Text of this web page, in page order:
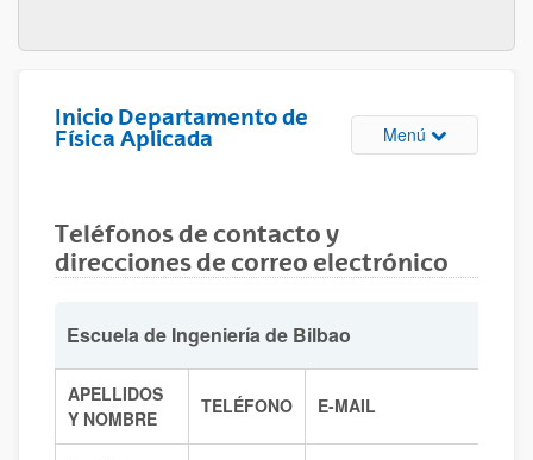
Inicio Departamento de
Física Aplicada
Menú Abrir/cerrar
Teléfonos de contacto y
direcciones de correo electrónico
Escuela de Ingeniería de Bilbao
APELLIDOS
Y NOMBRE
TELÉFONO E-MAIL